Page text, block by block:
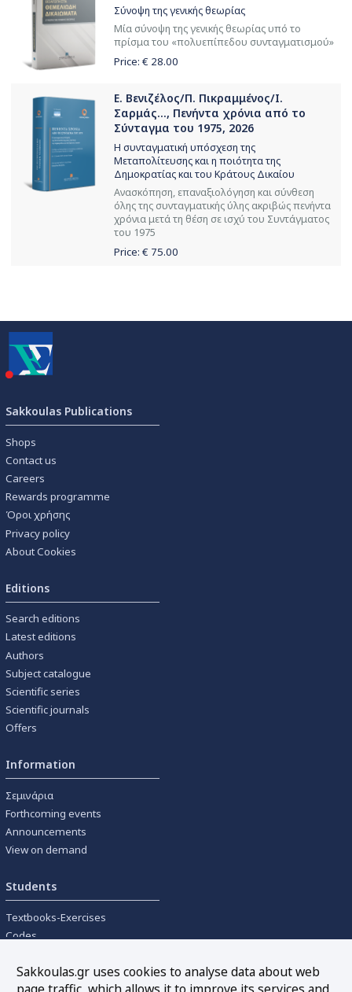
Σύνοψη της γενικής θεωρίας
Μία σύνοψη της γενικής θεωρίας υπό το
πρίσμα του «πολυεπίπεδου συνταγματισμού»
Price: € 28.00
Ε. Βενιζέλος/Π. Πικραμμένος/Ι.
Σαρμάς..., Πενήντα χρόνια από το
Σύνταγμα του 1975, 2026
Η συνταγματική υπόσχεση της
Μεταπολίτευσης και η ποιότητα της
Δημοκρατίας και του Κράτους Δικαίου
Ανασκόπηση, επαναξιολόγηση και σύνθεση
όλης της συνταγματικής ύλης ακριβώς πενήντα
χρόνια μετά τη θέση σε ισχύ του Συντάγματος
του 1975
Price: € 75.00
Sakkoulas Publications
Shops
Contact us
Careers
Rewards programme
Όροι χρήσης
Privacy policy
About Cookies
Editions
Search editions
Latest editions
Authors
Subject catalogue
Scientific series
Scientific journals
Offers
Information
Σεμινάρια
Forthcoming events
Announcements
View on demand
Students
Textbooks-Exercises
Codes
Sakkoulas.gr uses cookies to analyse data about web
page traffic, which allows it to improve its services and